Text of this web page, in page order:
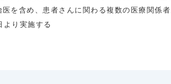
医を含め、患者さんに関わる複数の医療関係者
より実施する